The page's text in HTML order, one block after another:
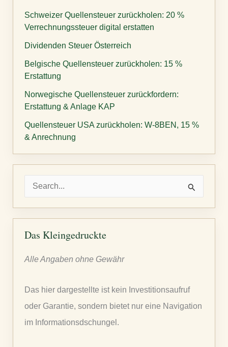
Schweizer Quellensteuer zurückholen: 20 %
Verrechnungssteuer digital erstatten
Dividenden Steuer Österreich
Belgische Quellensteuer zurückholen: 15 %
Erstattung
Norwegische Quellensteuer zurückfordern:
Erstattung & Anlage KAP
Quellensteuer USA zurückholen: W-8BEN, 15 %
& Anrechnung
h
n
Das Kleingedruckte
Alle Angaben ohne Gewähr
Das hier dargestellte ist kein Investitionsaufruf
oder Garantie, sondern bietet nur eine Navigation
im Informationsdschungel.